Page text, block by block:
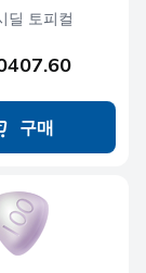
딜 토피컬
구매